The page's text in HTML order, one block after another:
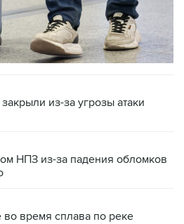
из-за угрозы атаки
НПЗ из-за падения обломков
время сплава по реке